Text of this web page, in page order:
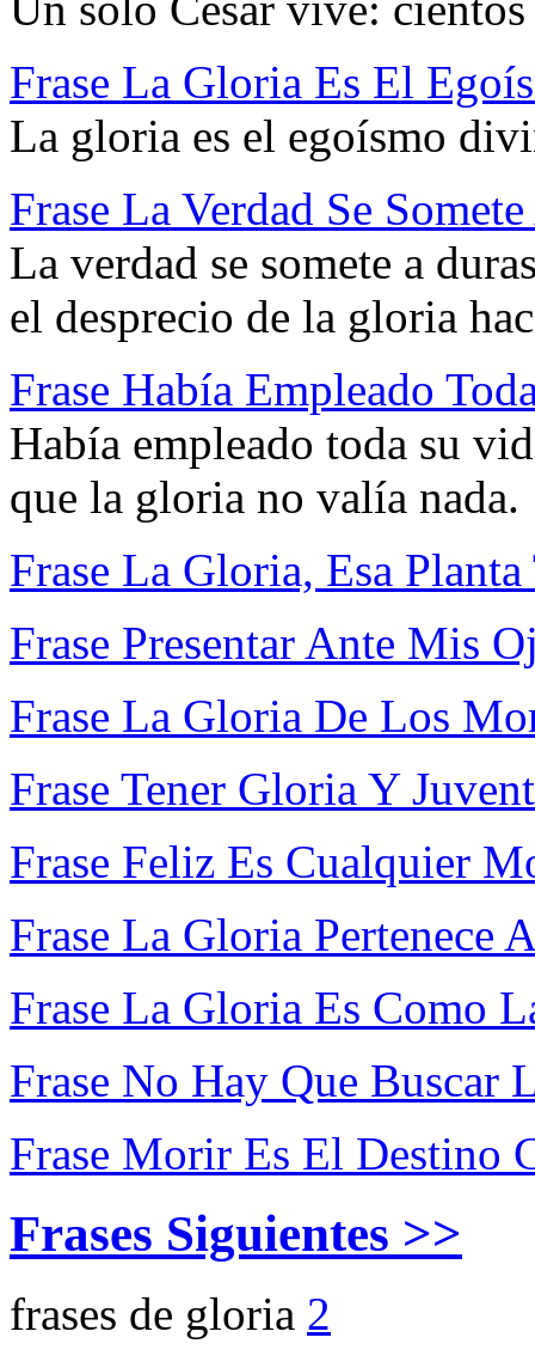
Frase La Gloria Es El
La gloria es el egoísmo
Frase La Verdad Se
La verdad se somete a
el desprecio de la gloria
Frase Había Empleado
Había empleado toda su
que la gloria no valía nada.
Frase La Gloria, Esa
Frase Presentar Ante Mis
Frase La Gloria De Los
Frase Tener Gloria Y
Frase Feliz Es Cualquier
Frase La Gloria Pertenece
Frase La Gloria Es Como
Frase No Hay Que Buscar
Frase Morir Es El Destino
Frases Siguientes >>
frases de gloria 2